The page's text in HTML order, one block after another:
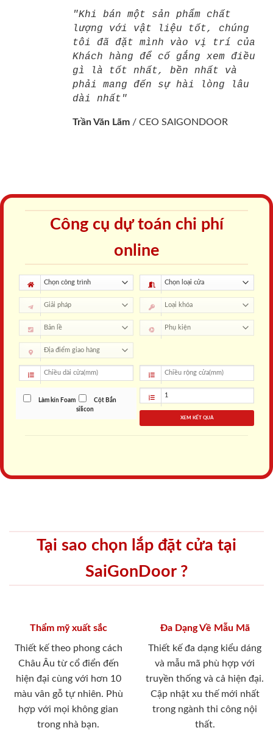
"Khi bán một sản phẩm chất
lượng với vật liệu tốt, chúng
tôi đã đặt mình vào vị trí của
Khách hàng để cố gắng xem điều
gì là tốt nhất, bền nhất và
phải mang đến sự hài lòng lâu
dài nhất"
Trần Văn Lãm / CEO SAIGONDOOR
Công cụ dự toán chi phí
online
Làm kín Foam
Cột Bắn
silicon
XEM KẾT QUẢ
Tại sao chọn lắp đặt cửa tại
SaiGonDoor ?
Thẩm mỹ xuất sắc
Thiết kế theo phong cách
Châu Âu từ cổ điển đến
hiện đại cùng với hơn 10
màu vân gỗ tự nhiên. Phù
hợp với mọi không gian
trong nhà bạn.
Đa Dạng Về Mẫu Mã
Thiết kế đa dạng kiểu dáng
và mẫu mã phù hợp với
truyền thống và cả hiện đại.
Cập nhật xu thế mới nhất
trong ngành thi công nội
thất.